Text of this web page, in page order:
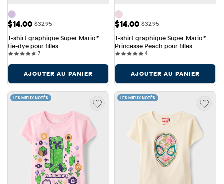
Prix ​​de vente: $14.00
$14.00 Prix ​​d'origine: $32.95
$32.95
T-shirt graphique Super Mario™
tie-dye pour filles
77 reviews
AJOUTER AU PANIER
Prix ​​de vente: $14.00
$14.00 Prix ​​d'origine: $32.95
$32.95
T-shirt graphique Super Mario™
Princesse Peach pour filles
44 reviews
AJOUTER AU PANIER
LES MIEUX NOTÉS LES MIEUX NOTÉS